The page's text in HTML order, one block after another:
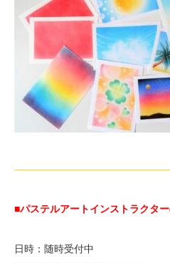
■パステルアートインストラクタ
日時：随時受付中